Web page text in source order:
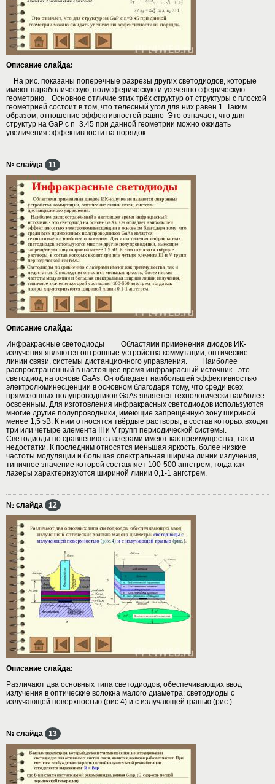
Описание слайда:
На рис. показаны поперечные разрезы других светодиодов, которые
имеют параболическую, полусферическую и усечённо сферическую
геометрию. Основное отличие этих трёх структур от структуры с плоской
геометрией состоит в том, что телесный угол для них равен 1. Таким
образом, отношение эффективностей равно Это означает, что для
структур на GaP c n=3.45 при данной геометрии можно ожидать
увеличения эффективности на порядок.
№ слайда 11
Описание слайда:
Инфракрасные светодиоды Областями применения диодов ИК-
излучения являются оптронные устройства коммутации, оптические
линии связи, системы дистанционного управления. Наиболее
распространённый в настоящее время инфракрасный источник - это
светодиод на основе GaAs. Он обладает наибольшей эффективностью
электролюминесценции в основном благодаря тому, что среди всех
прямозонных полупроводников GaAs является технологически наиболее
освоенным. Для изготовления инфракрасных светодиодов используются
многие другие полупроводники, имеющие запрещённую зону шириной
менее 1,5 эВ. К ним относятся твёрдые растворы, в состав которых входят
три или четыре элемента III и V групп периодической системы.
Светодиоды по сравнению с лазерами имеют как преимущества, так и
недостатки. К последним относятся меньшая яркость, более низкие
частоты модуляции и большая спектральная ширина линии излучения,
типичное значение которой составляет 100-500 ангстрем, тогда как
лазеры характеризуются шириной линии 0,1-1 ангстрем.
№ слайда 12
Описание слайда:
Различают два основных типа светодиодов, обеспечивающих ввод
излучения в оптические волокна малого диаметра: светодиоды с
излучающей поверхностью (рис.4) и с излучающей гранью (рис.).
№ слайда 13